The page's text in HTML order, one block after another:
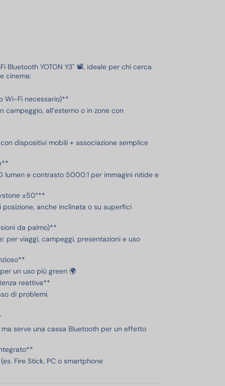
Bluetooth YOTON Y3" 📽️, ideale per chi cerca
cinema:
Wi-Fi necessario)**
all’esterno o in zone con
dispositivi mobili + associazione semplice
e contrasto 5000:1 per immagini nitide e
±50°**
posizione, anche inclinata o su superfici
da palmo)**
per viaggi, campeggi, presentazioni e uso
un uso più green 🌍
reattiva**
di problemi.
serve una cassa Bluetooth per un effetto
Fire Stick, PC o smartphone